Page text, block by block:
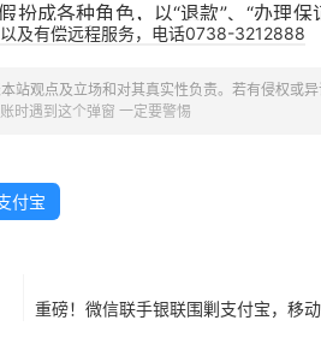
成各种角色，以“退款”、“办理保
及有偿远程服务，电话0738-3212888
站观点及立场和对其真实性负责。若有侵权或异
时遇到这个弹窗 一定要警惕
付宝
重磅！微信联手银联围剿支付宝，移动